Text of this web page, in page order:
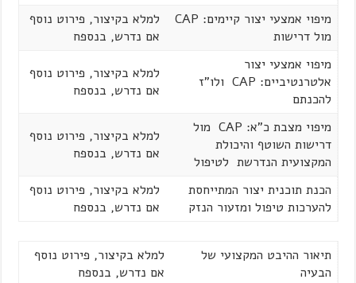
מיפוי אמצעי יצור קיימים: CAP
מול דרישות
למלא בקיצור, פירוט נוסף
אם נדרש, בנספח
מיפוי אמצעי יצור
אלטרנטיביים: CAP ולו”ז
להכנתם
למלא בקיצור, פירוט נוסף
אם נדרש, בנספח
מיפוי מצבת כ”א: CAP מול
דרישות השוטף והיכולת
המקצועית הנדרשת לטיפול
למלא בקיצור, פירוט נוסף
אם נדרש, בנספח
הכנת תוכנית יצור המתייחסת
להערכות טיפול ומזעור הנזק
למלא בקיצור, פירוט נוסף
אם נדרש, בנספח
תיאור ההיבט המקצועי של
הבעיה
למלא בקיצור, פירוט נוסף
אם נדרש, בנספח